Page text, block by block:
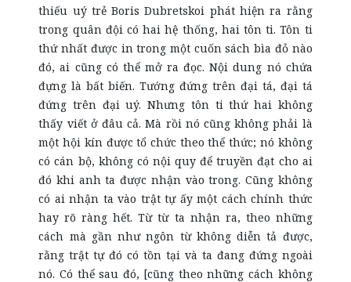
thiếu uý trẻ Boris Dubretskoi phát hiện ra rằng
trong quân đội có hai hệ thống, hai tôn ti. Tôn ti
thứ nhất được in trong một cuốn sách bìa đỏ nào
đó, ai cũng có thể mở ra đọc. Nội dung nó chứa
đựng là bất biến. Tướng đứng trên đại tá, đại tá
đứng trên đại uý. Nhưng tôn ti thứ hai không
thấy viết ở đâu cả. Mà rồi nó cũng không phải là
một hội kín được tổ chức theo thể thức; nó không
có cán bộ, không có nội quy để truyền đạt cho ai
đó khi anh ta được nhận vào trong. Cũng không
có ai nhận ta vào trật tự ấy một cách chính thức
hay rõ ràng hết. Từ từ ta nhận ra, theo những
cách mà gần như ngôn từ không diễn tả được,
rằng trật tự đó có tồn tại và ta đang đứng ngoài
nó. Có thể sau đó, [cũng theo những cách không